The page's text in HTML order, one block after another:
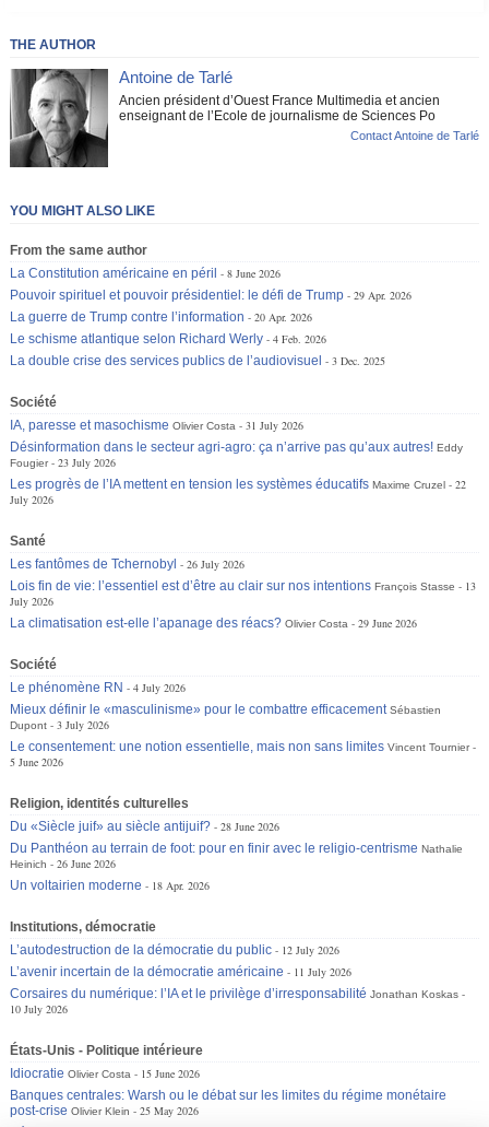
THE AUTHOR
Antoine de Tarlé
Ancien président d’Ouest France Multimedia et ancien
enseignant de l’Ecole de journalisme de Sciences Po
Contact Antoine de Tarlé
YOU MIGHT ALSO LIKE
From the same author
La Constitution américaine en péril
8 June 2026
Pouvoir spirituel et pouvoir présidentiel: le défi de Trump
29 Apr. 2026
La guerre de Trump contre l’information
20 Apr. 2026
Le schisme atlantique selon Richard Werly
4 Feb. 2026
La double crise des services publics de l’audiovisuel
3 Dec. 2025
Société
IA, paresse et masochisme Olivier Costa
31 July 2026
Désinformation dans le secteur agri-agro: ça n’arrive pas qu’aux autres! Eddy
Fougier
23 July 2026
Les progrès de l’IA mettent en tension les systèmes éducatifs Maxime Cruzel
22
July 2026
Santé
Les fantômes de Tchernobyl
26 July 2026
Lois fin de vie: l’essentiel est d’être au clair sur nos intentions François Stasse
13
July 2026
La climatisation est-elle l’apanage des réacs? Olivier Costa 29 June 2026
Société
Le phénomène RN
4 July 2026
Mieux définir le «masculinisme» pour le combattre efficacement Sébastien
Dupont
3 July 2026
Le consentement: une notion essentielle, mais non sans limites Vincent Tournier
5 June 2026
Religion, identités culturelles
Du «Siècle juif» au siècle antijuif?
28 June 2026
Du Panthéon au terrain de foot: pour en finir avec le religio-centrisme Nathalie
Heinich
26 June 2026
Un voltairien moderne
18 Apr. 2026
Institutions, démocratie
L’autodestruction de la démocratie du public
12 July 2026
L’avenir incertain de la démocratie américaine
11 July 2026
Corsaires du numérique: l’IA et le privilège d’irresponsabilité Jonathan Koskas
10 July 2026
États-Unis - Politique intérieure
Idiocratie Olivier Costa
15 June 2026
Banques centrales: Warsh ou le débat sur les limites du régime monétaire
post-crise Olivier Klein
25 May 2026